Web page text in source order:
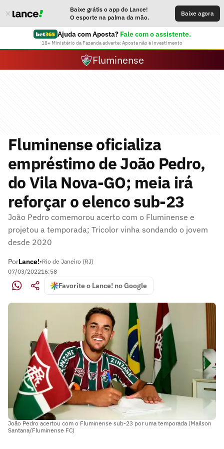
Baixe grátis o app do Lance!
O esporte na palma da mão.
Baixe agora
Ajuda com Aposta? Fale com o assistente.
18+ Ministério da Fazenda adverte: Aposta não é investimento
Fluminense
Fluminense oficializa
empréstimo de João Pedro,
do Vila Nova-GO; meia irá
reforçar o elenco sub-23
João Pedro comemorou acerto com o Fluminense e
projetou a temporada; Tricolor vinha sondando o jovem
desde 2020
PorLance!•Rio de Janeiro (RJ)
07/03/202216:58
Favorite o Lance! no Google
João Pedro acertou com o Fluminense sub-23 por uma temporada (Mailson
Santana/Fluminense FC)